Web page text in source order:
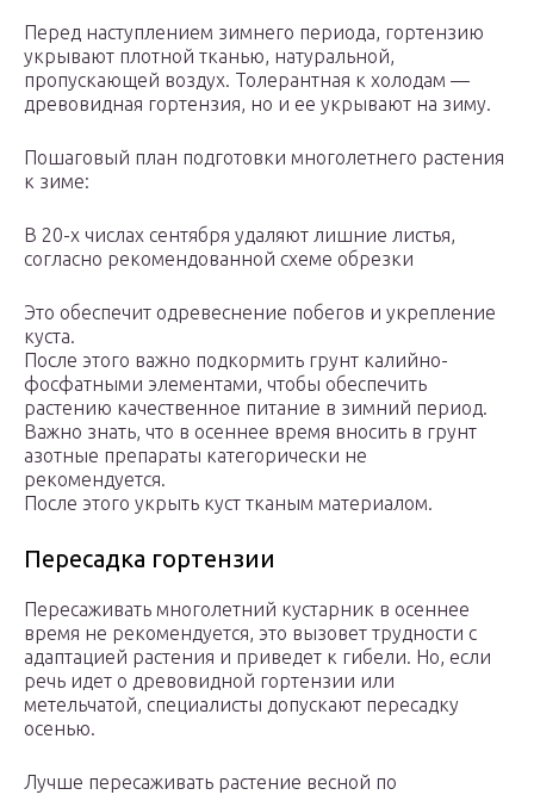
Перед наступлением зимнего периода, гортензию
укрывают плотной тканью, натуральной,
пропускающей воздух. Толерантная к холодам —
древовидная гортензия, но и ее укрывают на зиму.
Пошаговый план подготовки многолетнего растения
к зиме:
В 20-х числах сентября удаляют лишние листья,
согласно рекомендованной схеме обрезки
Это обеспечит одревеснение побегов и укрепление
куста.
После этого важно подкормить грунт калийно-
фосфатными элементами, чтобы обеспечить
растению качественное питание в зимний период.
Важно знать, что в осеннее время вносить в грунт
азотные препараты категорически не
рекомендуется.
После этого укрыть куст тканым материалом.
Пересадка гортензии
Пересаживать многолетний кустарник в осеннее
время не рекомендуется, это вызовет трудности с
адаптацией растения и приведет к гибели. Но, если
речь идет о древовидной гортензии или
метельчатой, специалисты допускают пересадку
осенью.
Лучше пересаживать растение весной по